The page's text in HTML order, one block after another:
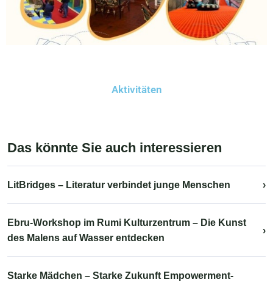
Aktivitäten
Das könnte Sie auch interessieren
LitBridges – Literatur verbindet junge Menschen ›
Ebru-Workshop im Rumi Kulturzentrum – Die Kunst
des Malens auf Wasser entdecken
›
Starke Mädchen – Starke Zukunft Empowerment-